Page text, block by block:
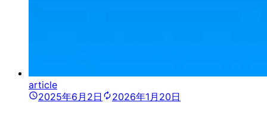
article
2025年6月2日
2026年1月20日